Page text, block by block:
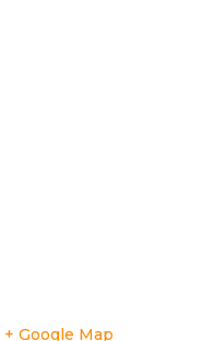
+ Google Map